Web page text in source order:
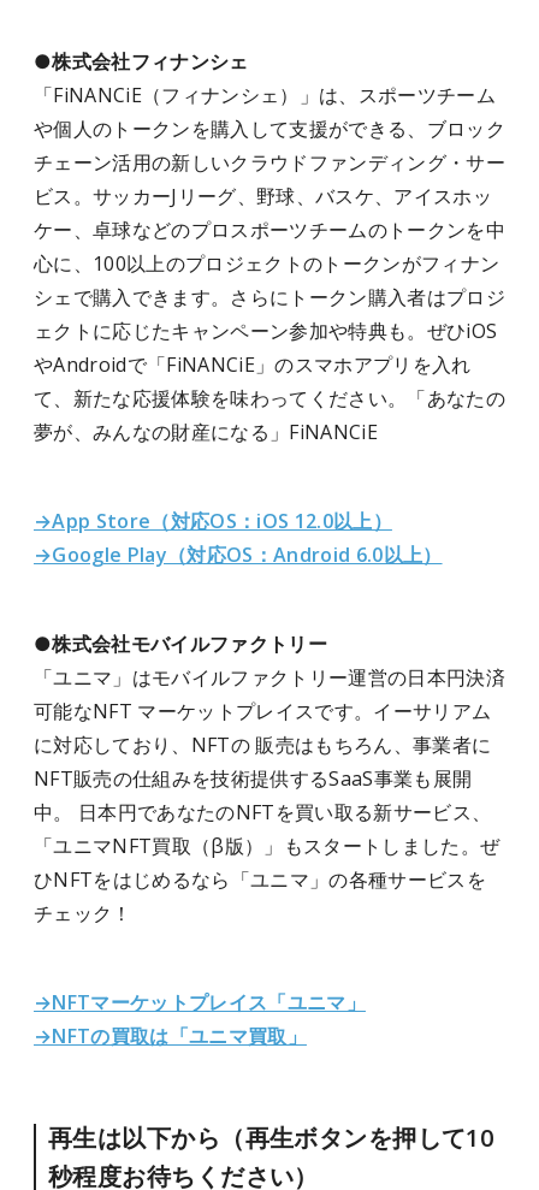
●株式会社フィナンシェ
「FiNANCiE（フィナンシェ）」は、スポーツチーム
や個人のトークンを購入して支援ができる、ブロック
チェーン活用の新しいクラウドファンディング・サー
ビス。サッカーJリーグ、野球、バスケ、アイスホッ
ケー、卓球などのプロスポーツチームのトークンを中
心に、100以上のプロジェクトのトークンがフィナン
シェで購入できます。さらにトークン購入者はプロジ
ェクトに応じたキャンペーン参加や特典も。ぜひiOS
やAndroidで「FiNANCiE」のスマホアプリを入れ
て、新たな応援体験を味わってください。「あなたの
夢が、みんなの財産になる」FiNANCiE
→App Store（対応OS：iOS 12.0以上）
→Google Play（対応OS：Android 6.0以上）
●株式会社モバイルファクトリー
「ユニマ」はモバイルファクトリー運営の日本円決済
可能なNFT マーケットプレイスです。イーサリアム
に対応しており、NFTの 販売はもちろん、事業者に
NFT販売の仕組みを技術提供するSaaS事業も展開
中。 日本円であなたのNFTを買い取る新サービス、
「ユニマNFT買取（β版）」もスタートしました。ぜ
ひNFTをはじめるなら「ユニマ」の各種サービスを
チェック！
→NFTマーケットプレイス「ユニマ」
→NFTの買取は「ユニマ買取」
再生は以下から（再生ボタンを押して10
秒程度お待ちください）